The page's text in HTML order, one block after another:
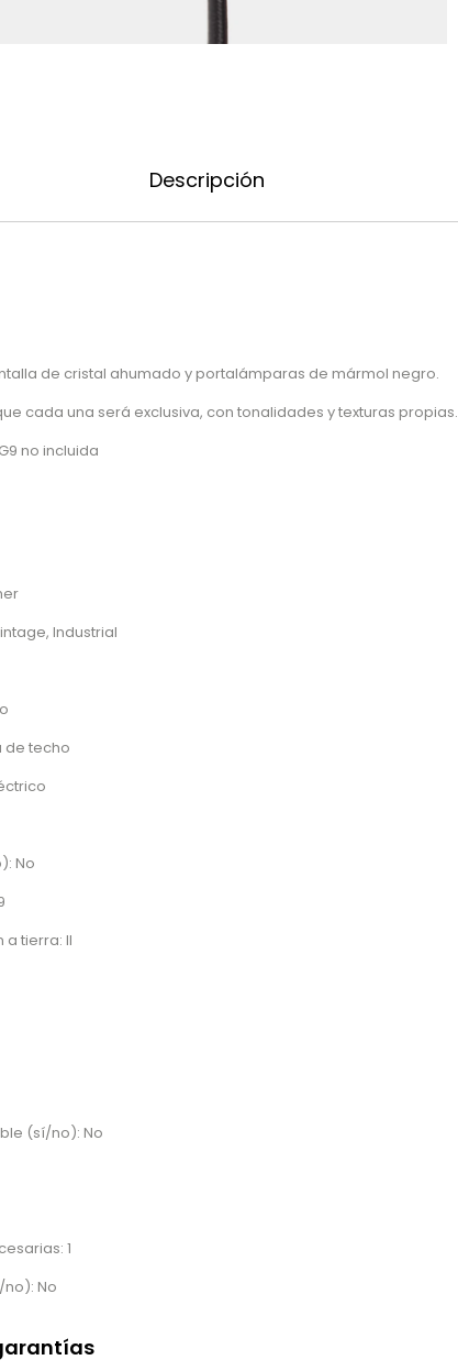
Descripción
de cristal ahumado y portalámparas de mármol negro.
cada una será exclusiva, con tonalidades y texturas propias.
no incluida
Industrial
de techo
No
tierra: II
(sí/no): No
1
No